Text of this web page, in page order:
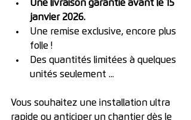
Une livraison garantie avant le 15
janvier 2026.
Une remise exclusive, encore plus
folle !
Des quantités limitées à quelques
unités seulement ...
Vous souhaitez une installation ultra
rapide ou anticiper un chantier dès le